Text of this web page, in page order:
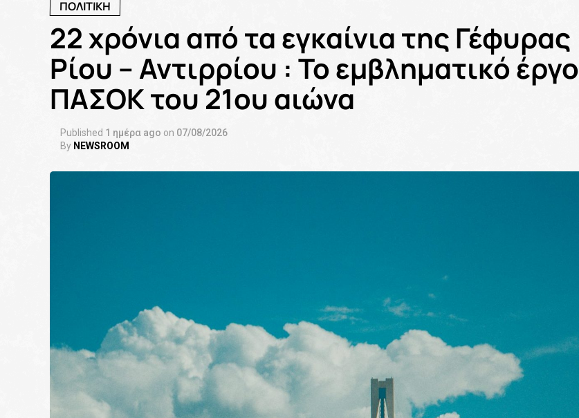
ΠΟΛΙΤΙΚΗ
22 χρόνια από τα εγκαίνια της Γέφυρας
Ρίου – Αντιρρίου : Το εμβληματικό έργο
ΠΑΣΟΚ του 21ου αιώνα
Published 1 ημέρα ago on 07/08/2026
By NEWSROOM